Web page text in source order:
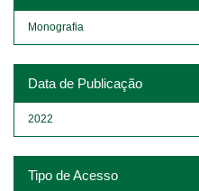
Monografia
Data de Publicação
2022
Tipo de Acesso